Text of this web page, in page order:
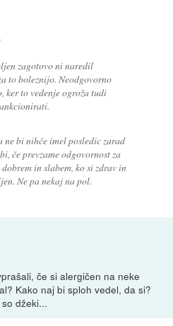
zagotovo ni naredil
to boleznijo. Neodgovorno
ker to vedenje ogroža tudi
ne bi nihče imel posledic zarad
če prevzame odgovornost za
in slabem, ko si zdrav in
Ne pa nekaj na pol.
če si alergičen na neke
Kako naj bi sploh vedel, da si?
džeki...